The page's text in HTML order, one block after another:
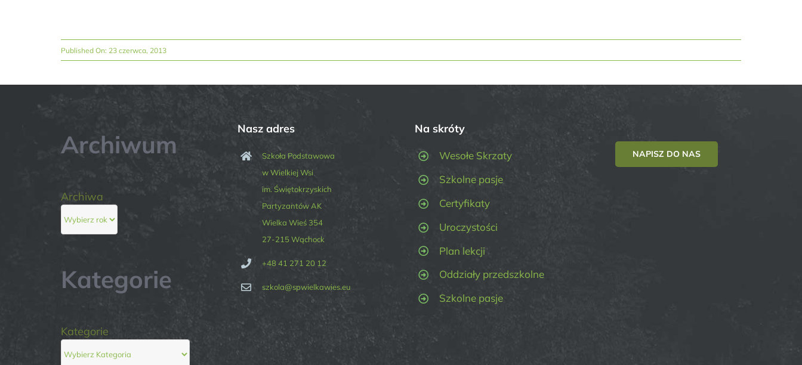
Published On: 23 czerwca, 2013
Archiwum
Archiwa
Kategorie
Kategorie
Nasz adres
Szkoła Podstawowa
w Wielkiej Wsi
im. Świętokrzyskich
Partyzantów AK
Wielka Wieś 354
27-215 Wąchock
+48 41 271 20 12
szkola@spwielkawies.eu
Na skróty
Wesołe Skrzaty
Szkolne pasje
Certyfikaty
Uroczystości
Plan lekcji
Oddziały przedszkolne
Szkolne pasje
NAPISZ DO NAS